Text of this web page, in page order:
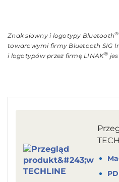
Znak słowny i logotypy Bluetooth®
towarowymi firmy Bluetooth SIG
i logotypów przez firmę LINAK®